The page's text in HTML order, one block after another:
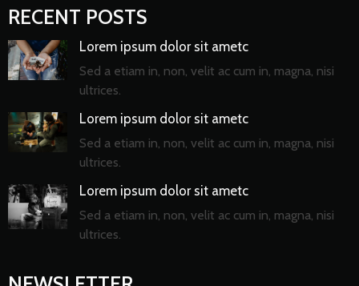
RECENT POSTS
Lorem ipsum dolor sit ametc
Sed a etiam in, non, velit ac cum in, magna, nisi
ultrices.
Lorem ipsum dolor sit ametc
Sed a etiam in, non, velit ac cum in, magna, nisi
ultrices.
Lorem ipsum dolor sit ametc
Sed a etiam in, non, velit ac cum in, magna, nisi
ultrices.